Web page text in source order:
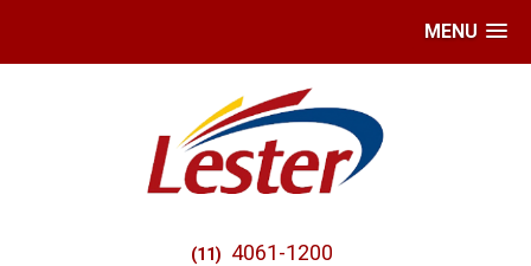
MENU
(11) 4061-1200